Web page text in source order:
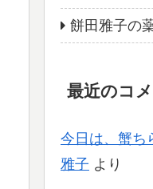
餅田雅子の
最近のコ
今日は、蟹
雅子 より